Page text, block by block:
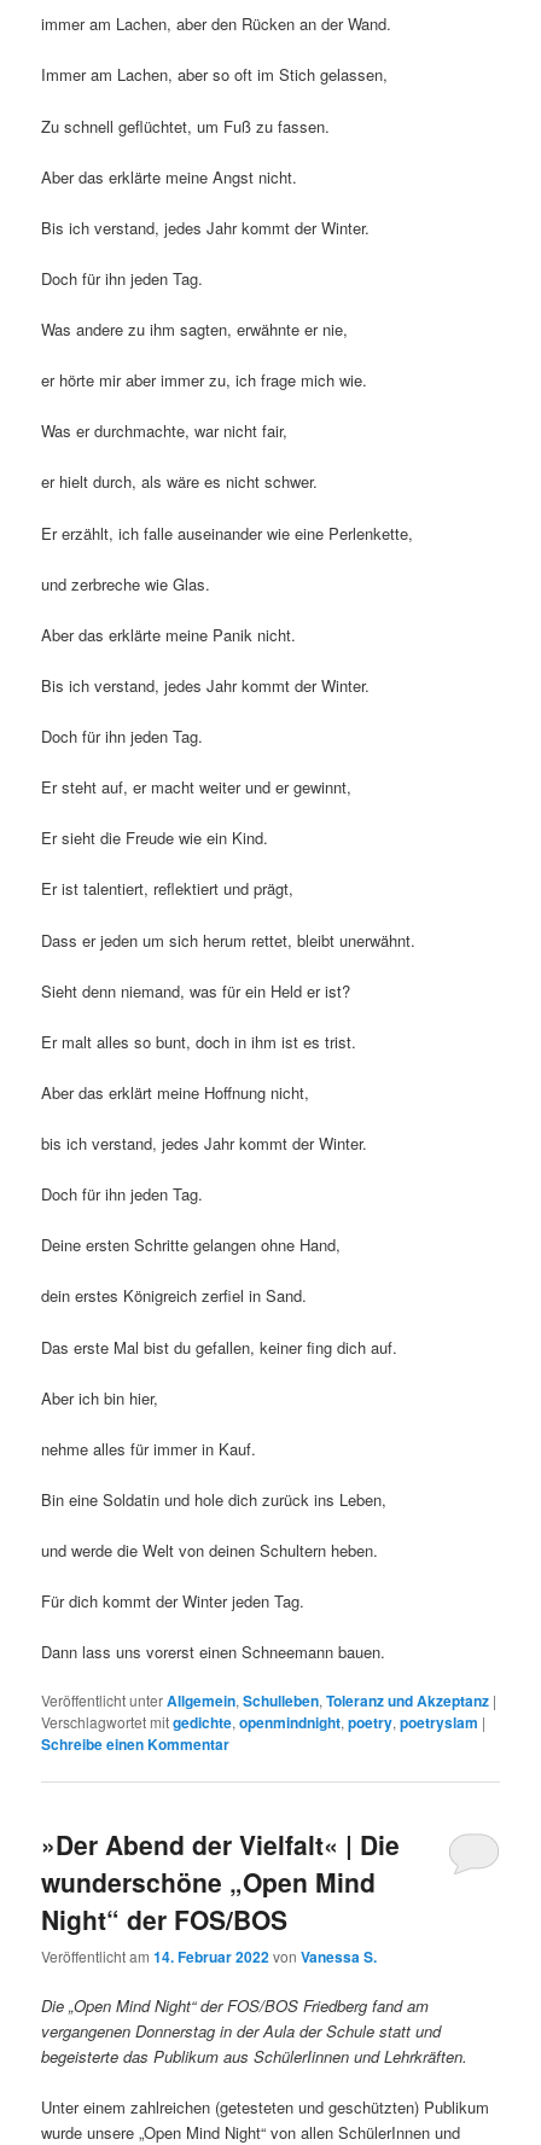
immer am Lachen, aber den Rücken an der Wand.
Immer am Lachen, aber so oft im Stich gelassen,
Zu schnell geflüchtet, um Fuß zu fassen.
Aber das erklärte meine Angst nicht.
Bis ich verstand, jedes Jahr kommt der Winter.
Doch für ihn jeden Tag.
Was andere zu ihm sagten, erwähnte er nie,
er hörte mir aber immer zu, ich frage mich wie.
Was er durchmachte, war nicht fair,
er hielt durch, als wäre es nicht schwer.
Er erzählt, ich falle auseinander wie eine Perlenkette,
und zerbreche wie Glas.
Aber das erklärte meine Panik nicht.
Bis ich verstand, jedes Jahr kommt der Winter.
Doch für ihn jeden Tag.
Er steht auf, er macht weiter und er gewinnt,
Er sieht die Freude wie ein Kind.
Er ist talentiert, reflektiert und prägt,
Dass er jeden um sich herum rettet, bleibt unerwähnt.
Sieht denn niemand, was für ein Held er ist?
Er malt alles so bunt, doch in ihm ist es trist.
Aber das erklärt meine Hoffnung nicht,
bis ich verstand, jedes Jahr kommt der Winter.
Doch für ihn jeden Tag.
Deine ersten Schritte gelangen ohne Hand,
dein erstes Königreich zerfiel in Sand.
Das erste Mal bist du gefallen, keiner fing dich auf.
Aber ich bin hier,
nehme alles für immer in Kauf.
Bin eine Soldatin und hole dich zurück ins Leben,
und werde die Welt von deinen Schultern heben.
Für dich kommt der Winter jeden Tag.
Dann lass uns vorerst einen Schneemann bauen.
Veröffentlicht unterAllgemein,Schulleben,Toleranz und Akzeptanz |
Verschlagwortet mitgedichte,openmindnight,poetry,poetryslam |
Schreibe einen Kommentar
»Der Abend der Vielfalt« | Die
wunderschöne „Open Mind
Night“ der FOS/BOS
Veröffentlicht am14. Februar 2022vonVanessa S.
Die „Open Mind Night“ der FOS/BOS Friedberg fand am
vergangenen Donnerstag in der Aula der Schule statt und
begeisterte das Publikum aus SchülerIinnen und Lehrkräften.
Unter einem zahlreichen (getesteten und geschützten) Publikum
wurde unsere „Open Mind Night“ von allen SchülerInnen und